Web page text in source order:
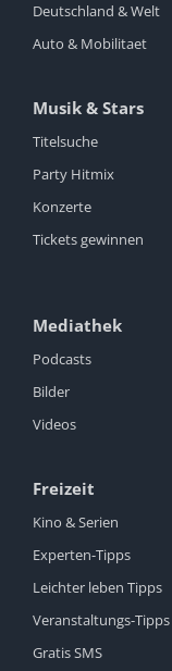
Deutschland & Welt
Auto & Mobilitaet
Musik & Stars
Titelsuche
Party Hitmix
Konzerte
Tickets gewinnen
Mediathek
Podcasts
Bilder
Videos
Freizeit
Kino & Serien
Experten-Tipps
Leichter leben Tipps
Veranstaltungs-Tipps
Gratis SMS